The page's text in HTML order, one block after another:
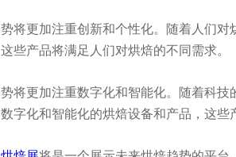
将更加注重创新和个性化。随着人们
些产品将满足人们对烘焙的不同需求。
将更加注重数字化和智能化。随着科
数字化和智能化的烘焙设备和产品，这